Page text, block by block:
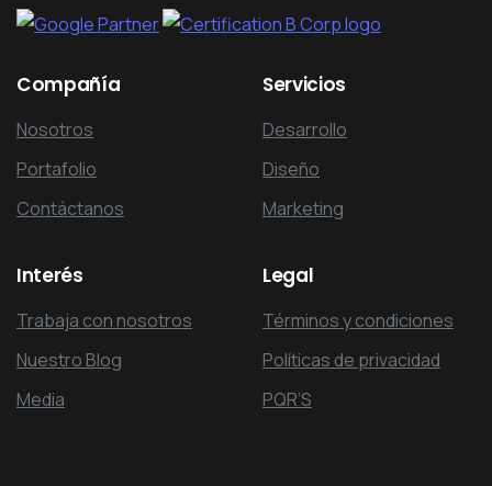
Compañía
Nosotros
Portafolio
Contáctanos
Servicios
Desarrollo
Diseño
Marketing
Interés
Trabaja con nosotros
Nuestro Blog
Media
Legal
Términos y condiciones
Políticas de privacidad
PQR’S